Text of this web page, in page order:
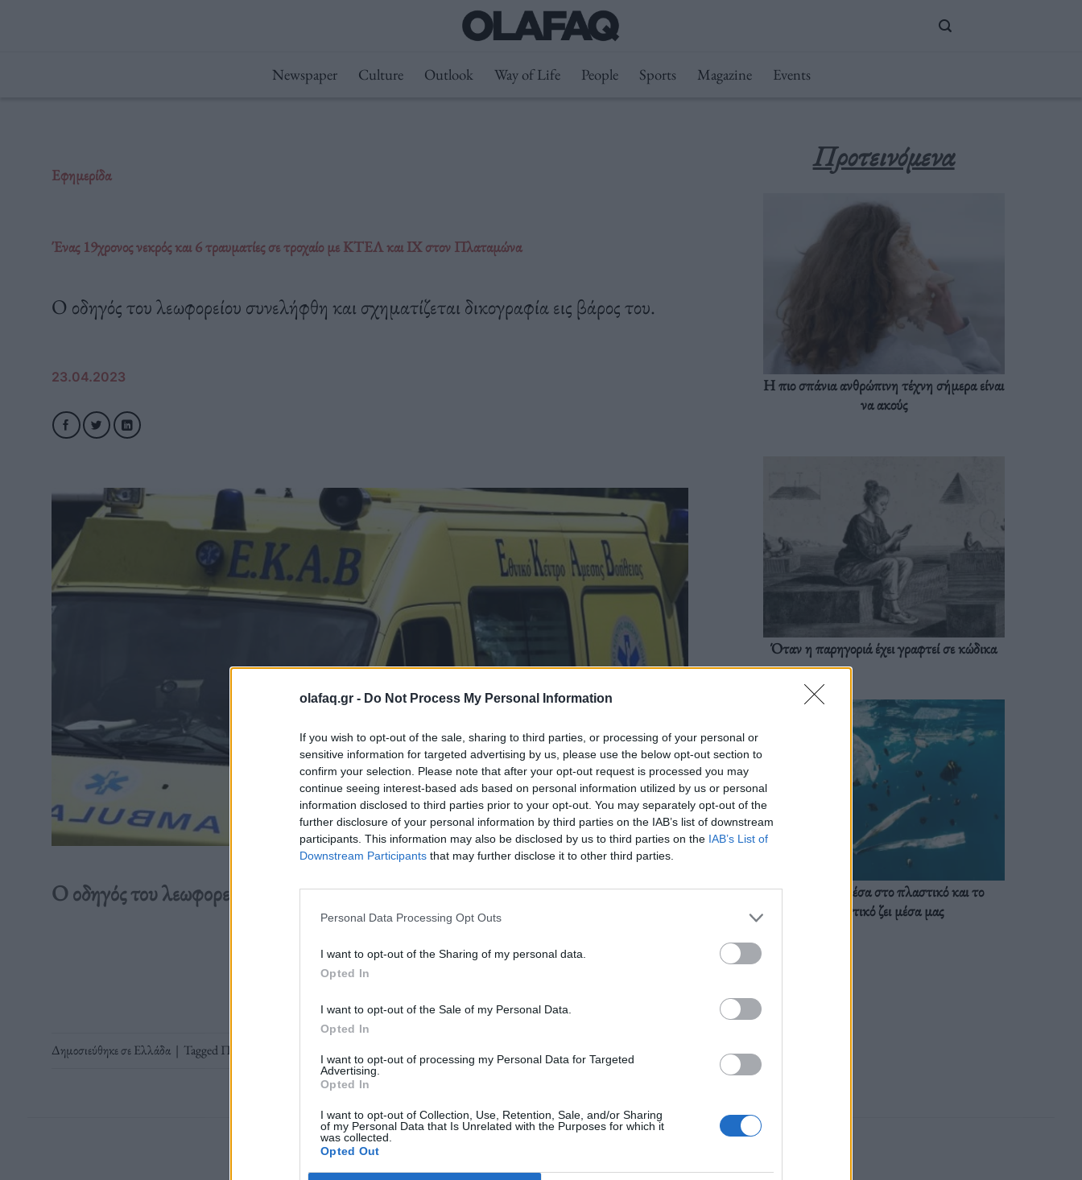
olafaq.gr - Do Not Process My Personal Information
If you wish to opt-out of the sale, sharing to third parties, or processing of your personal or
sensitive information for targeted advertising by us, please use the below opt-out section to
confirm your selection. Please note that after your opt-out request is processed you may
continue seeing interest-based ads based on personal information utilized by us or personal
information disclosed to third parties prior to your opt-out. You may separately opt-out of the
further disclosure of your personal information by third parties on the IAB’s list of downstream
participants. This information may also be disclosed by us to third parties on the IAB’s List of
Downstream Participants that may further disclose it to other third parties.
Personal Data Processing Opt Outs
I want to opt-out of the Sharing of my personal data.
Opted In
I want to opt-out of the Sale of my Personal Data.
Opted In
I want to opt-out of processing my Personal Data for Targeted
Advertising.
Opted In
I want to opt-out of Collection, Use, Retention, Sale, and/or Sharing
of my Personal Data that Is Unrelated with the Purposes for which it
was collected.
Opted Out
Newspaper Culture Outlook Way of Life People Sports Magazine Events
Εφημερίδα
Ένας 19χρονος νεκρός και 6 τραυματίες σε τροχαίο με ΚΤΕΛ και ΙΧ στον Πλαταμώνα
Ο οδηγός του λεωφορείου συνελήφθη και σχηματίζεται δικογραφία εις βάρος του.
23.04.2023
Ο οδηγός του λεωφορείου συνελήφθη και σχηματίζεται δικογραφία εις βάρος του.
Διαβάστε περισσότερα→
Δημοσιεύθηκε σεΕλλάδα | TaggedΠιερία
Προτεινόμενα
Η πιο σπάνια ανθρώπινη τέχνη σήμερα είναι
να ακούς
Όταν η παρηγοριά έχει γραφτεί σε κώδικα
Ζούμε ήδη μέσα στο πλαστικό και το
πλαστικό ζει μέσα μας